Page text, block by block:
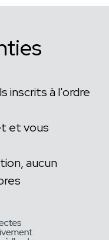
inscrits à l'ordre
et vous
aucun